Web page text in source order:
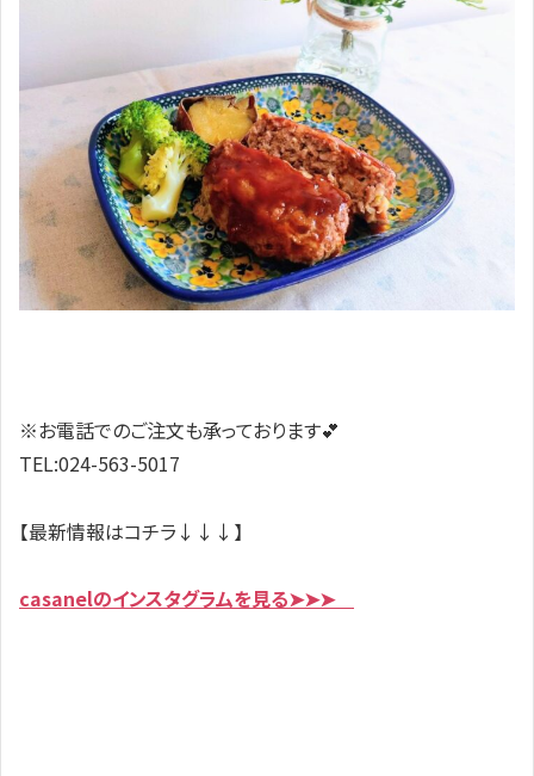
※お電話でのご注文も承っております💕
TEL:024-563-5017
【最新情報はコチラ↓↓↓】
casanelのインスタグラムを見る➤➤➤